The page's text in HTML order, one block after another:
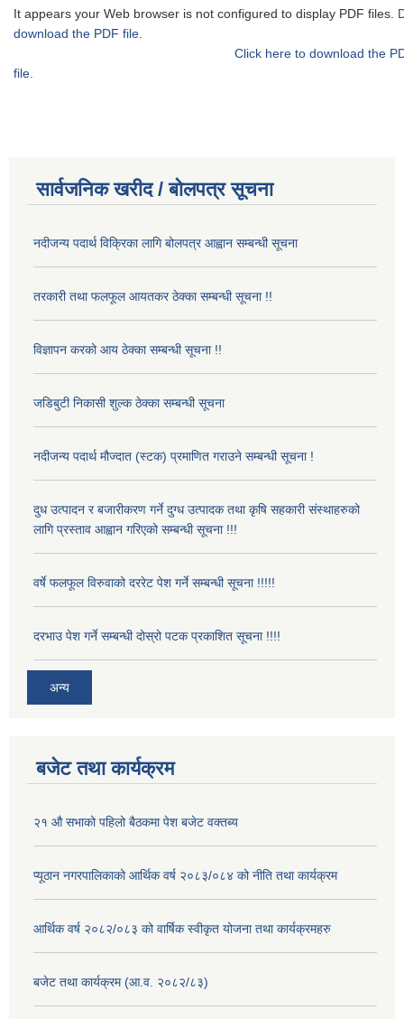
It appears your Web browser is not configured to display PDF files.
download the PDF file.
Click here to download the
file.
सार्वजनिक खरीद / बोलपत्र सूचना
नदीजन्य पदार्थ विक्रिका लागि बोलपत्र आह्वान सम्बन्धी सूचना
तरकारी तथा फलफूल आयतकर ठेक्का सम्बन्धी सूचना !!
विज्ञापन करको आय ठेक्का सम्बन्धी सूचना !!
जडिबुटी निकासी शुल्क ठेक्का सम्बन्धी सूचना
नदीजन्य पदार्थ मौज्दात (स्टक) प्रमाणित गराउने सम्बन्धी सूचना !
दुध उत्पादन र बजारीकरण गर्ने दुग्ध उत्पादक तथा कृषि सहकारी संस्थाहरुको
लागि प्रस्ताव आह्वान गरिएको सम्बन्धी सूचना !!!
वर्षे फलफूल विरुवाको दररेट पेश गर्ने सम्बन्धी सूचना !!!!!
दरभाउ पेश गर्ने सम्बन्धी दोस्रो पटक प्रकाशित सूचना !!!!
अन्य
बजेट तथा कार्यक्रम
२१ औ सभाको पहिलो बैठकमा पेश बजेट वक्तब्य
प्यूठान नगरपालिकाको आर्थिक वर्ष २०८३/०८४ को नीति तथा कार्यक्रम
आर्थिक वर्ष २०८२/०८३ को वार्षिक स्वीकृत योजना तथा कार्यक्रमहरु
बजेट तथा कार्यक्रम (आ.व. २०८२/८३)